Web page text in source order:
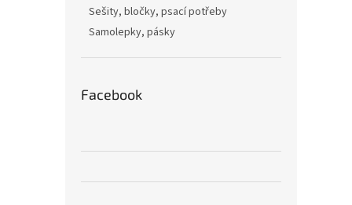
Sešity, bločky, psací potřeby
Samolepky, pásky
Facebook